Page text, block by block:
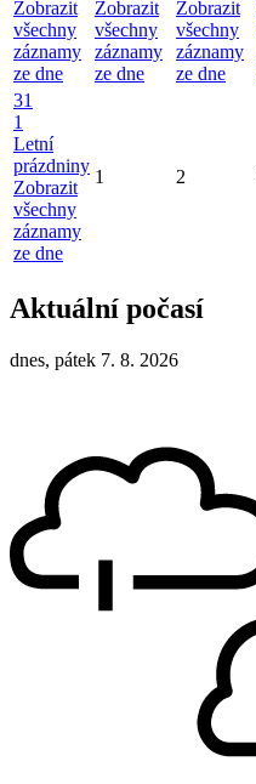
Zobrazit
všechny
záznamy
ze dne
Zobrazit
všechny
záznamy
ze dne
Zobrazit
všechny
záznamy
ze dne
31
1
Letní
prázdniny
Zobrazit
všechny
záznamy
ze dne
1 2
Aktuální počasí
dnes, pátek 7. 8. 2026